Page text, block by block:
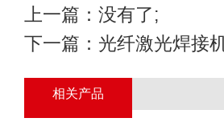
上一篇：没有了;
下一篇： 光纤激光焊接
相关产品